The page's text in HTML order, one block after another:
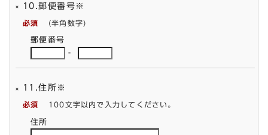
10.郵便番号※
必須 (半角数字)
郵便番号
-
11.住所※
必須 100文字以内で入力してください。
住所